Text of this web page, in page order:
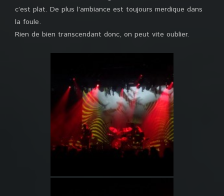
c’est plat. De plus l’ambiance est toujours merdique dans
la foule.
Rien de bien transcendant donc, on peut vite oublier.